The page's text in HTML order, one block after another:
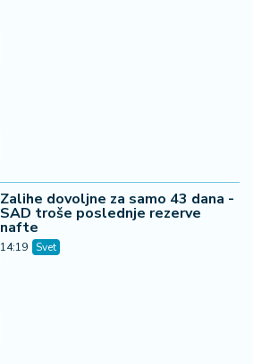
Zalihe dovoljne za samo 43 dana -
SAD troše poslednje rezerve
nafte
14:19 Svet